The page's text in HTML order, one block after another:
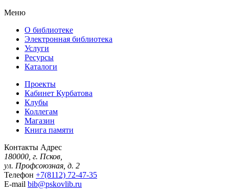
Меню
О библиотеке
Электронная библиотека
Услуги
Ресурсы
Каталоги
Проекты
Кабинет Курбатова
Клубы
Коллегам
Магазин
Книга памяти
Контакты Адрес
180000, г. Псков,
ул. Профсоюзная, д. 2
Телефон +7(8112) 72-47-35
E-mail bib@pskovlib.ru